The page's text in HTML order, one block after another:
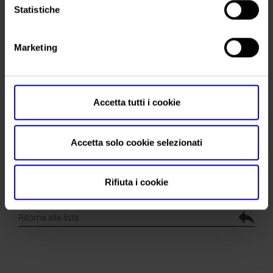
Statistiche
Marketing
Accetta tutti i cookie
Accetta solo cookie selezionati
Rifiuta i cookie
geografica con Shenzhen dove nel 2020 lanceremo Wine to
canale”.
Matteo Gelmetti, vicepresidente Veronafiere Spa
Ritorna alla lista